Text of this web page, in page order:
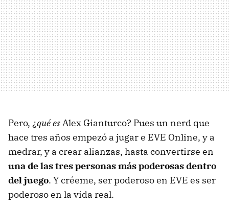
Pero, ¿qué esAlex Gianturco? Pues un nerd que
hace tres años empezó a jugar e EVE Online, y a
medrar, y a crear alianzas, hasta convertirse en
una de las tres personas más poderosas dentro
del juego. Y créeme, ser poderoso en EVE es ser
poderoso en la vida real.